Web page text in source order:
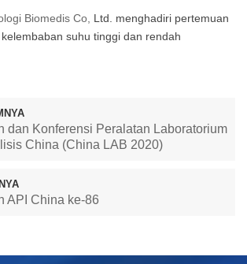
Biomedis Co, Ltd. menghadiri pertemuan
suhu tinggi dan rendah
dan Konferensi Peralatan Laboratorium
China (China LAB 2020)
API China ke-86